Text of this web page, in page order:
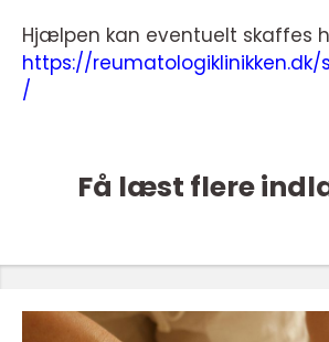
Hjælpen kan eventuelt skaffes
https://reumatologiklinikken.dk/
/
Få læst flere